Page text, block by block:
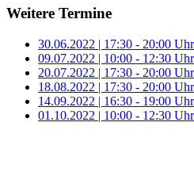
Weitere Termine
30.06.2022 | 17:30 - 20:00 Uhr
09.07.2022 | 10:00 - 12:30 Uhr
20.07.2022 | 17:30 - 20:00 Uhr
18.08.2022 | 17:30 - 20:00 Uhr
14.09.2022 | 16:30 - 19:00 Uhr
01.10.2022 | 10:00 - 12:30 Uhr